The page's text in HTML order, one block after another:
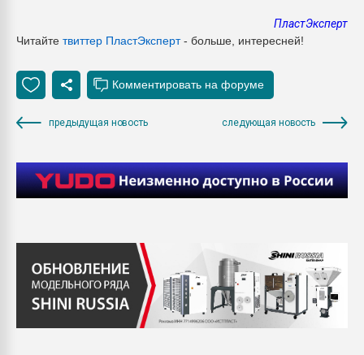
ПластЭксперт
Читайте твиттер ПластЭксперт- больше, интересней!
предыдущая новость следующая новость